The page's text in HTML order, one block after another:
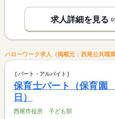
求人詳細を見る (
ハローワーク求人（掲載元：西尾公共職業
パート・アルバイト
保育士パート（保育
日）
西尾市役所 子ども部